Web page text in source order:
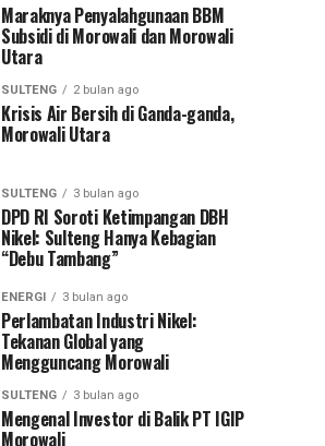
Maraknya Penyalahgunaan BBM
Subsidi di Morowali dan Morowali
Utara
SULTENG 2 bulan ago
Krisis Air Bersih di Ganda-ganda,
Morowali Utara
SULTENG 3 bulan ago
DPD RI Soroti Ketimpangan DBH
Nikel: Sulteng Hanya Kebagian
“Debu Tambang”
ENERGI 3 bulan ago
Perlambatan Industri Nikel:
Tekanan Global yang
Mengguncang Morowali
SULTENG 3 bulan ago
Mengenal Investor di Balik PT IGIP
Morowali